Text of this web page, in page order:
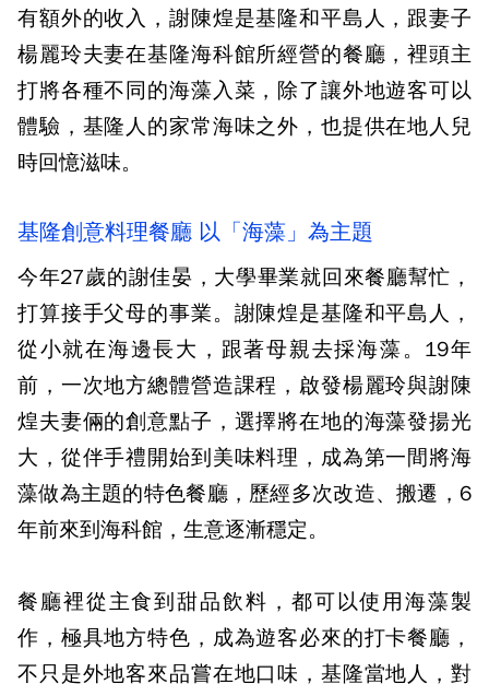
有額外的收入，謝陳煌是基隆和平島人，跟妻子
楊麗玲夫妻在基隆海科館所經營的餐廳，裡頭主
打將各種不同的海藻入菜，除了讓外地遊客可以
體驗，基隆人的家常海味之外，也提供在地人兒
時回憶滋味。
基隆創意料理餐廳 以「海藻」為主題
今年27歲的謝佳晏，大學畢業就回來餐廳幫忙，
打算接手父母的事業。謝陳煌是基隆和平島人，
從小就在海邊長大，跟著母親去採海藻。19年
前，一次地方總體營造課程，啟發楊麗玲與謝陳
煌夫妻倆的創意點子，選擇將在地的海藻發揚光
大，從伴手禮開始到美味料理，成為第一間將海
藻做為主題的特色餐廳，歷經多次改造、搬遷，6
年前來到海科館，生意逐漸穩定。
餐廳裡從主食到甜品飲料，都可以使用海藻製
作，極具地方特色，成為遊客必來的打卡餐廳，
不只是外地客來品嘗在地口味，基隆當地人，對